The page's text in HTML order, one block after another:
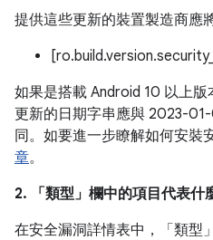
提供這些更新的裝置製造商應
如果是搭載 Android 10 以上
更新的日期字串應與 2023-
同。如要進一步瞭解如何安裝
章。
2. 「類型」 欄中的項目代表什
在安全漏洞詳情表中，「類型」